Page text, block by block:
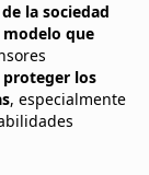
la sociedad
que
proteger los
, especialmente